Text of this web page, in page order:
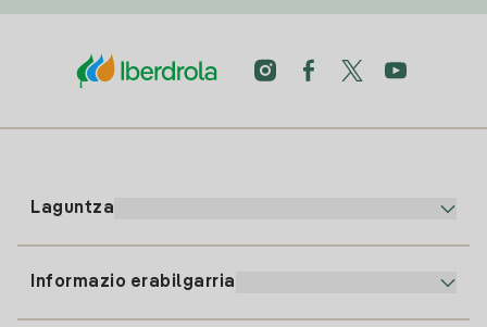
Laguntza
Informazio erabilgarria